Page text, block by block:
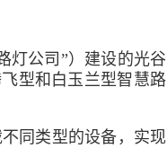
灯公司”）建设的光谷
型和白玉兰型智慧路
同类型的设备，实现